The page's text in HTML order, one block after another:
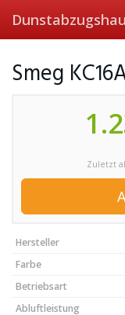
main
Smeg
Zuletzt
Hersteller
Farbe
Betriebsart
Abluftleistung